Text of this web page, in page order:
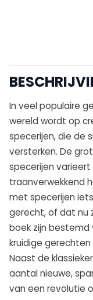
In veel populaire
wereld wordt op
specerijen, die de
versterken. De
specerijen
traanverwekkend
met specerijen
gerecht, of dat nu
boek zijn
kruidige gerechten
Naast de
aantal nieuwe,
van een revolutie